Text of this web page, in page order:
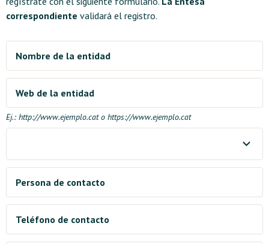
correspondiente validará el registro.
Nombre de la entidad
Web de la entidad
Ej.: http://www.ejemplo.cat o https://www.ejemplo.cat
Municipio de la entidad
Persona de contacto
Teléfono de contacto